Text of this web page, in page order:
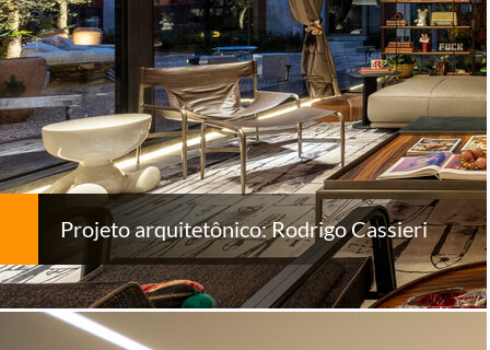
Projeto arquitetônico: Rodrigo Cassieri